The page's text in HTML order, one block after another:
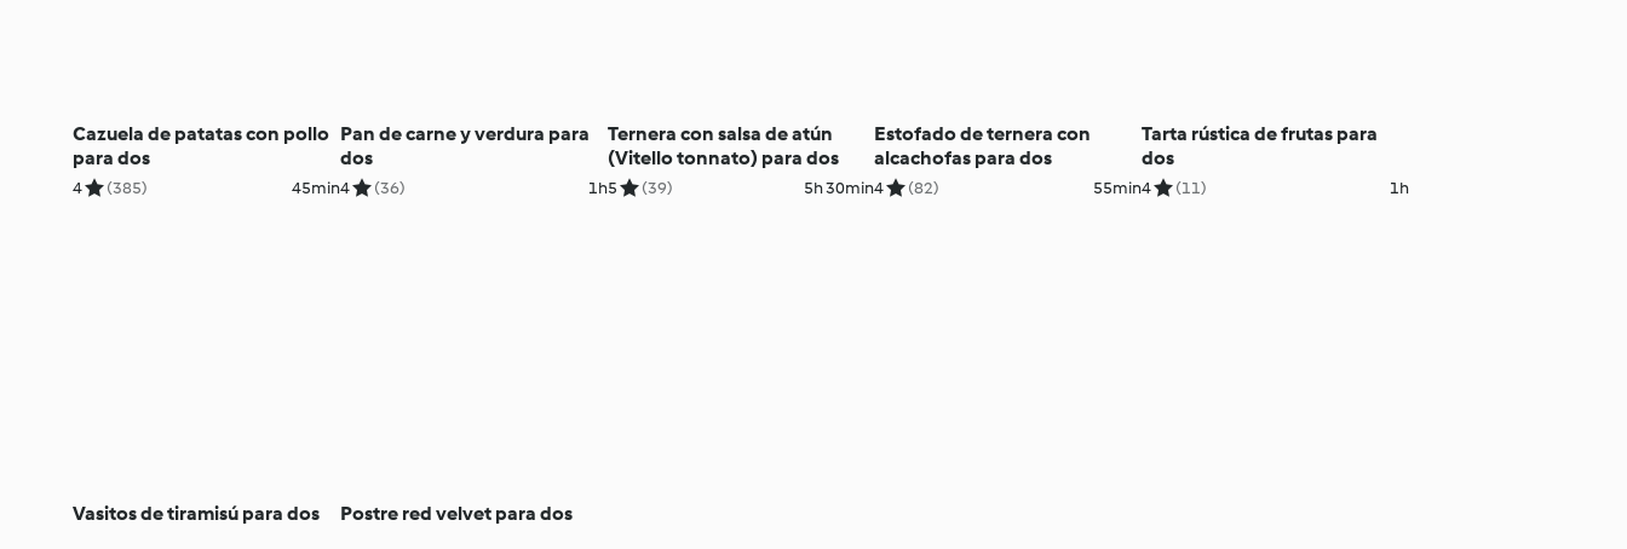
Cazuela de patatas con pollo
para dos
4 (385) 45min
Pan de carne y verdura para
dos
4 (36) 1h
Ternera con salsa de atún
(Vitello tonnato) para dos
5 (39) 5h 30min
Estofado de ternera con
alcachofas para dos
4 (82) 55min
Tarta rústica de frutas para
dos
4 (11) 1h
Vasitos de tiramisú para dos Postre red velvet para dos